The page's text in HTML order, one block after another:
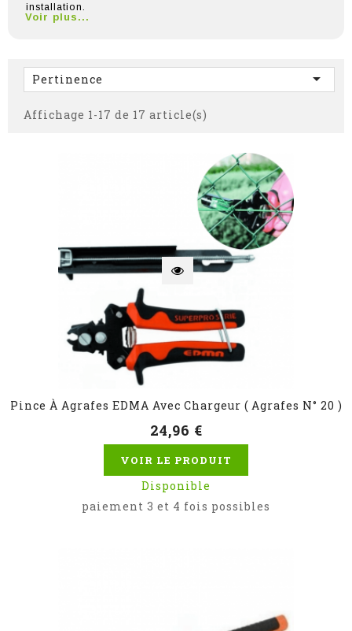
installation.
Voir plus...
Pertinence 
Affichage 1-17 de 17 article(s)
Pince À Agrafes EDMA Avec Chargeur ( Agrafes N° 20 )
24,96 €
VOIR LE PRODUIT
Disponible
paiement 3 et 4 fois possibles